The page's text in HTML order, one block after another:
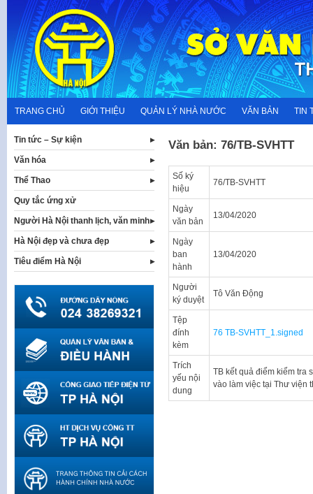
content
TRANG CHỦ GIỚI THIỆU QUẢN LÝ NHÀ NƯỚC VĂN BẢN TIN
Văn bản: 76/TB-SVHTT
Số ký
hiệu
76/TB-SVHTT
Ngày
văn bản
13/04/2020
Ngày
ban
hành
13/04/2020
Người
ký duyệt
Tô Văn Động
Tệp
đính
kèm
76 TB-SVHTT_1.signed
Trích
yếu nội
dung
TB kết quả điểm kiểm tra
vào làm việc tại Thư viện
Tin tức – Sự kiện
Văn hóa
Thể Thao
Quy tắc ứng xử
Người Hà Nội thanh lịch, văn minh
Hà Nội đẹp và chưa đẹp
Tiêu điểm Hà Nội